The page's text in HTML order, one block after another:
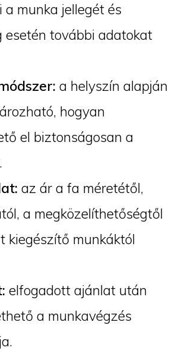
munka jellegét és
esetén további adatokat
a helyszín alapján
hogyan
el biztonságosan a
az ár a fa méretétől,
a megközelíthetőségtől
kiegészítő munkáktól
elfogadott ajánlat után
a munkavégzés